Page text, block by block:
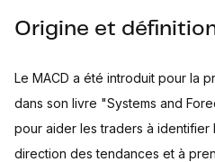
Origine et
Le MACD a été introduit pour la
dans son livre "Systems and
pour aider les traders à identifier
direction des tendances et à